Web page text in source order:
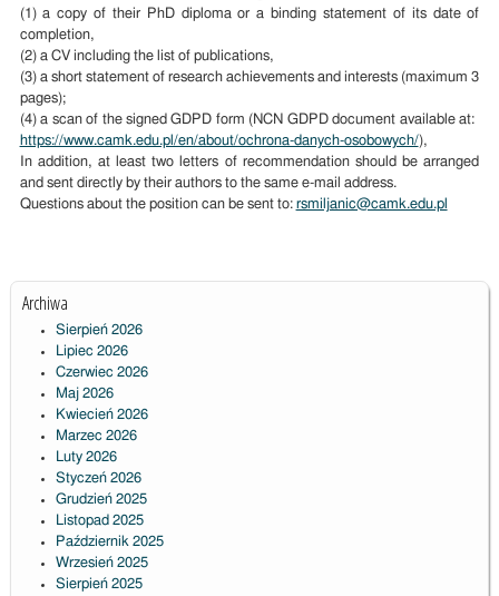
(1) a copy of their PhD diploma or a binding statement of its date of
completion,
(2) a CV including the list of publications,
(3) a short statement of research achievements and interests (maximum 3
pages);
(4) a scan of the signed GDPD form (NCN GDPD document available at:
https://www.camk.edu.pl/en/about/ochrona-danych-osobowych/),
In addition, at least two letters of recommendation should be arranged
and sent directly by their authors to the same e-mail address.
Questions about the position can be sent to: rsmiljanic@camk.edu.pl
Archiwa
Sierpień 2026
Lipiec 2026
Czerwiec 2026
Maj 2026
Kwiecień 2026
Marzec 2026
Luty 2026
Styczeń 2026
Grudzień 2025
Listopad 2025
Październik 2025
Wrzesień 2025
Sierpień 2025